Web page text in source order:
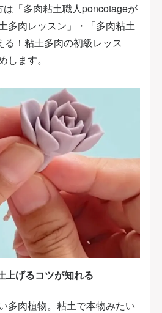
「多肉粘土職人poncotageが
多肉レッスン」・「多肉粘土
！粘土多肉の初級レッス
します。
上げるコツが知れる
多肉植物。粘土で本物みたい